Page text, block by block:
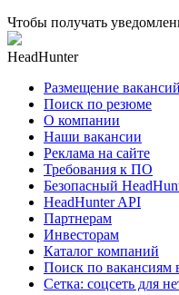
Чтобы получать
HeadHunter
Размещение вакансий
Поиск по резюме
О компании
Наши вакансии
Реклама на сайте
Требования к ПО
Безопасный
HeadHunter API
Партнерам
Инвесторам
Каталог компаний
Поиск по вакансиям
Сетка: соцсеть для